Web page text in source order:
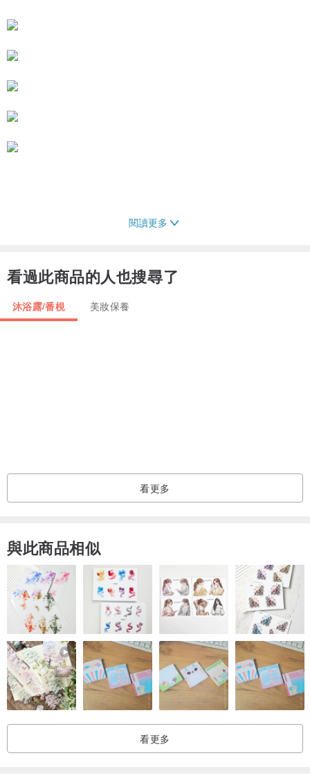
閱讀更多
看過此商品的人也搜尋了
沐浴露/番梘 美妝保養
看更多
與此商品相似
看更多